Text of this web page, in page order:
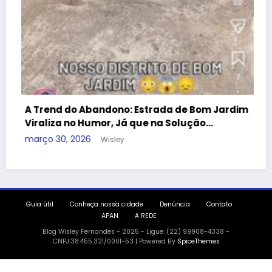
Estrada de Bom Jardim
Já que na Solução…
Guia útil Conheça nossa cidade Denúncia
Contato
APAN
A REDE
Blog Wisley Fernandes - 2025 - Ligue: (22) 99908-4338 -
CNPJ:38.455.321/0001-53 | Powered BySpiceThemes